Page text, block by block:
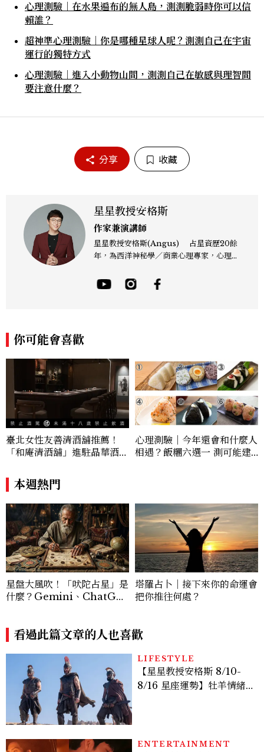
心理測驗｜在水果遍布的無人島，測測脆弱時你可以信
賴誰？
超神準心理測驗｜你是哪種星球人呢？測測自己在宇宙
運行的獨特方式
心理測驗｜進入小動物山間，測測自己在敏感與理智間
要注意什麼？
分享 收藏
星星教授安格斯
作家兼演講師
星星教授安格斯(Angus) 占星資歷20餘
年，為西洋神秘學／商業心理專家，心理諮
4年起出書近30本相關著作，專業領域涵蓋
占星星座、塔羅、生命靈數、盧恩符文、色
你可能會喜歡
臺北女性友善清酒舖推薦！
「和庵清酒舖」進駐晶華酒
180元起輕鬆微醺
心理測驗｜今年還會和什麼人
相遇？飯糰六選一 測可能建
本週熱門
星盤大風吹！「吠陀占星」是
什麼？Gemini、ChatGP
塔羅占卜｜接下來你的命運會
把你推往何處？
看過此篇文章的人也喜歡
LIFESTYLE
【星星教授安格斯 8/10-
8/16 星座運勢】牡羊情緒
ENTERTAINMENT